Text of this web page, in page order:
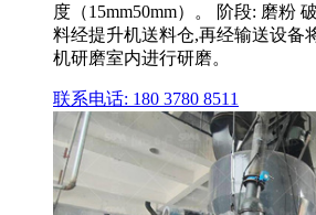
度（15mm50mm）。 阶段: 磨粉
料经提升机送料仓,再经输送设备
机研磨室内进行研磨。
联系电话: 180 3780 8511